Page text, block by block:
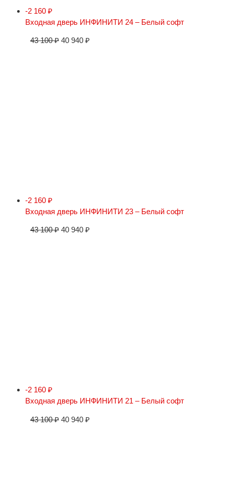
-2 160 ₽
Входная дверь ИНФИНИТИ 24 – Белый софт
43 100₽ 40 940 ₽
-2 160 ₽
Входная дверь ИНФИНИТИ 23 – Белый софт
43 100₽ 40 940 ₽
-2 160 ₽
Входная дверь ИНФИНИТИ 21 – Белый софт
43 100₽ 40 940 ₽